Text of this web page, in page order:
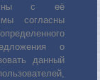
с её
согласны
о
данный